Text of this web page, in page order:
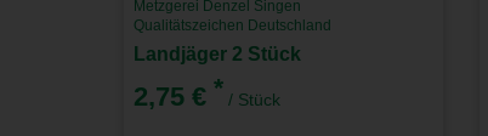
Metzgerei Denzel Singen
Qualitätszeichen Deutschland
Landjäger 2 Stück
2,75 € * / Stück